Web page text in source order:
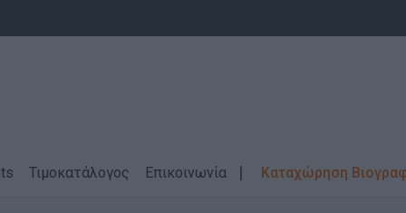
Τιμοκατάλογος Επικοινωνία Καταχώρηση